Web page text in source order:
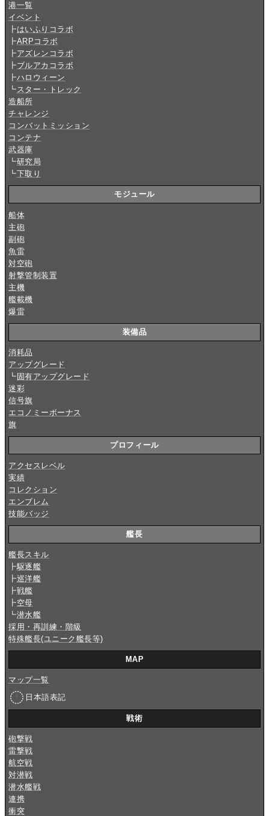
港一覧
イベント
┣はいふりコラボ
┣ARPコラボ
┣アズレンコラボ
┣ブルアカコラボ
┣ハロウィーン
┗スター・トレック
造船所
チャレンジ
コンバットミッション
コンテナ
武器庫
┗研究局
┗下取り
モジュール
船体
主砲
副砲
魚雷
対空砲
射撃管制装置
主機
艦載機
爆雷
装備品
消耗品
アップグレード
┗ 固有アップグレード
迷彩
信号旗
エコノミーボーナス
旗
プロフィール
アクセスレベル
実績
コレクション
エンブレム
技能バッジ
艦長
艦長スキル
┣駆逐艦
┣巡洋艦
┣戦艦
┣空母
┗潜水艦
採用・再訓練・階級
特殊艦長(ユニーク艦長等)
MAP
マップ一覧
日本語表記
戦術
砲撃戦
雷撃戦
航空戦
対潜戦
潜水艦戦
連携
衝突